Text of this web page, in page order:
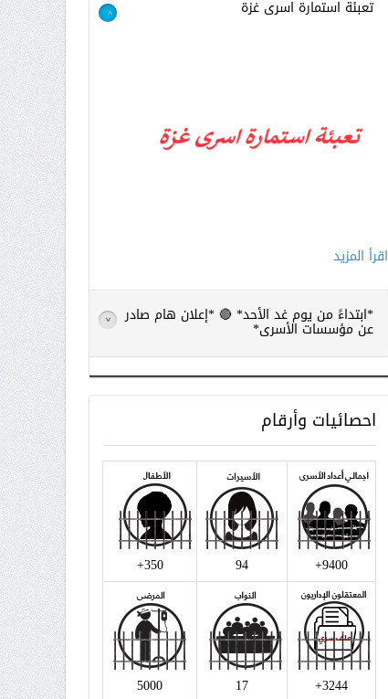
تعبئة استمارة اسرى غزة >
اقرأ المزيد
*ابتداءً من يوم غد الأحد* 🔴 *إعلان هام صادر
عن مؤسسات الأسرى* >
اقرأ المزيد
احصائيات وأرقام
9400+
94
350+
3244+
17
5000